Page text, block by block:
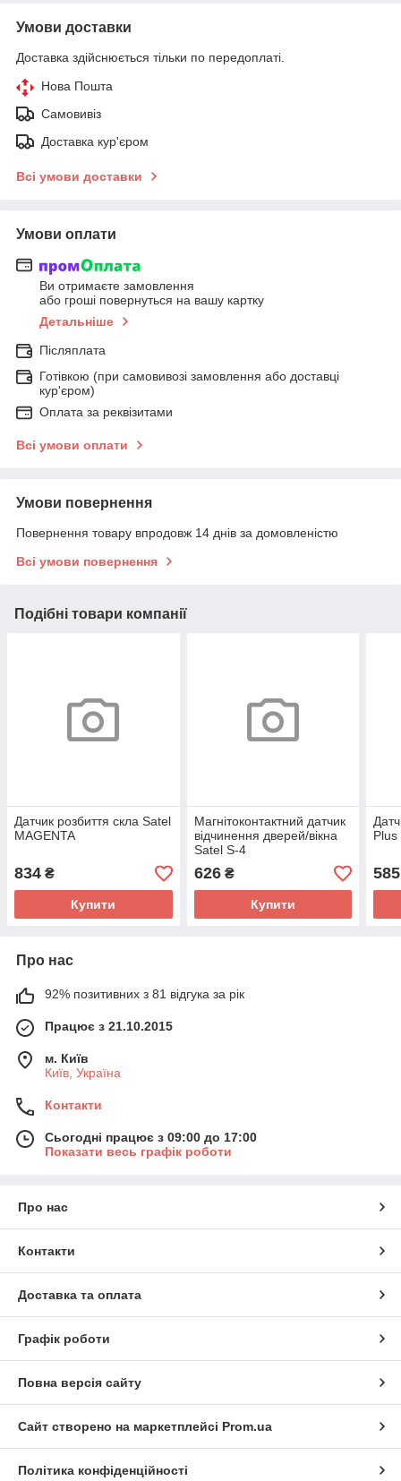
Умови доставки
Доставка здійснюється тільки по передоплаті.
Нова Пошта
Самовивіз
Доставка кур'єром
Всі умови доставки
Умови оплати
Ви отримаєте замовлення
або гроші повернуться на вашу картку
Детальніше
Післяплата
Готівкою (при самовивозі замовлення або доставці
кур'єром)
Оплата за реквізитами
Всі умови оплати
Умови повернення
Повернення товару впродовж 14 днів за домовленістю
Всі умови повернення
Подібні товари компанії
Датчик розбиття скла Satel
MAGENTA
834 ₴
Купити
Магнітоконтактний датчик
відчинення дверей/вікна
Satel S-4
626₴
Купити
Plus
585
Про нас
92% позитивних з 81 відгука за рік
Працює з 21.10.2015
м. Київ
Київ, Україна
Контакти
Сьогодні працює з 09:00 до 17:00
Показати весь графік роботи
Про нас
Контакти
Доставка та оплата
Графік роботи
Повна версія сайту
Сайт створено на маркетплейсі Prom.ua
Політика конфіденційності